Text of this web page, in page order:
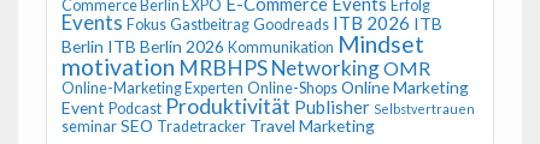
Commerce Berlin EXPO
Erfolg
Events Fokus Gastbeitrag Goodreads ITB 2026 ITB
Berlin ITB Berlin 2026 Kommunikation Mindset
motivation MRBHPSNetworkingOMR
Online-Marketing Experten Online-Shops Online Marketing
Event Podcast Produktivität Publisher Selbstvertrauen
seminar SEO Tradetracker Travel Marketing